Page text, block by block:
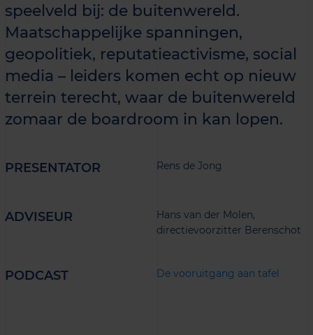
speelveld bij: de buitenwereld.
Maatschappelijke spanningen,
geopolitiek, reputatieactivisme, social
media – leiders komen echt op nieuw
terrein terecht, waar de buitenwereld
zomaar de boardroom in kan lopen.
PRESENTATOR Rens de Jong
ADVISEUR
Hans van der Molen,
directievoorzitter Berenschot
PODCAST De vooruitgang aan tafel